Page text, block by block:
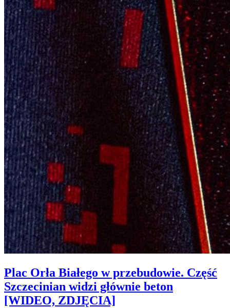
Plac Orła Białego w przebudowie. Część
Szczecinian widzi głównie beton
[WIDEO, ZDJĘCIA]